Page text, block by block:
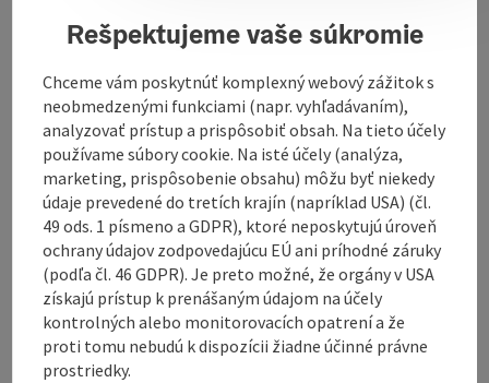
summer summers, the beautiful and quiet inn in the
courtyard, including the pavilion, invites you to spend
pleasant hours with a cool Zwickl beer.
Contact
Opening hours
Equipment
Rešpektujeme vaše súkromie
Chceme vám poskytnúť komplexný webový zážitok s
neobmedzenými funkciami (napr. vyhľadávaním),
analyzovať prístup a prispôsobiť obsah. Na tieto účely
používame súbory cookie. Na isté účely (analýza,
marketing, prispôsobenie obsahu) môžu byť niekedy
údaje prevedené do tretích krajín (napríklad USA) (čl.
49 ods. 1 písmeno a GDPR), ktoré neposkytujú úroveň
ochrany údajov zodpovedajúcu EÚ ani príhodné záruky
(podľa čl. 46 GDPR). Je preto možné, že orgány v USA
získajú prístup k prenášaným údajom na účely
kontrolných alebo monitorovacích opatrení a že
proti tomu nebudú k dispozícii žiadne účinné právne
prostriedky.